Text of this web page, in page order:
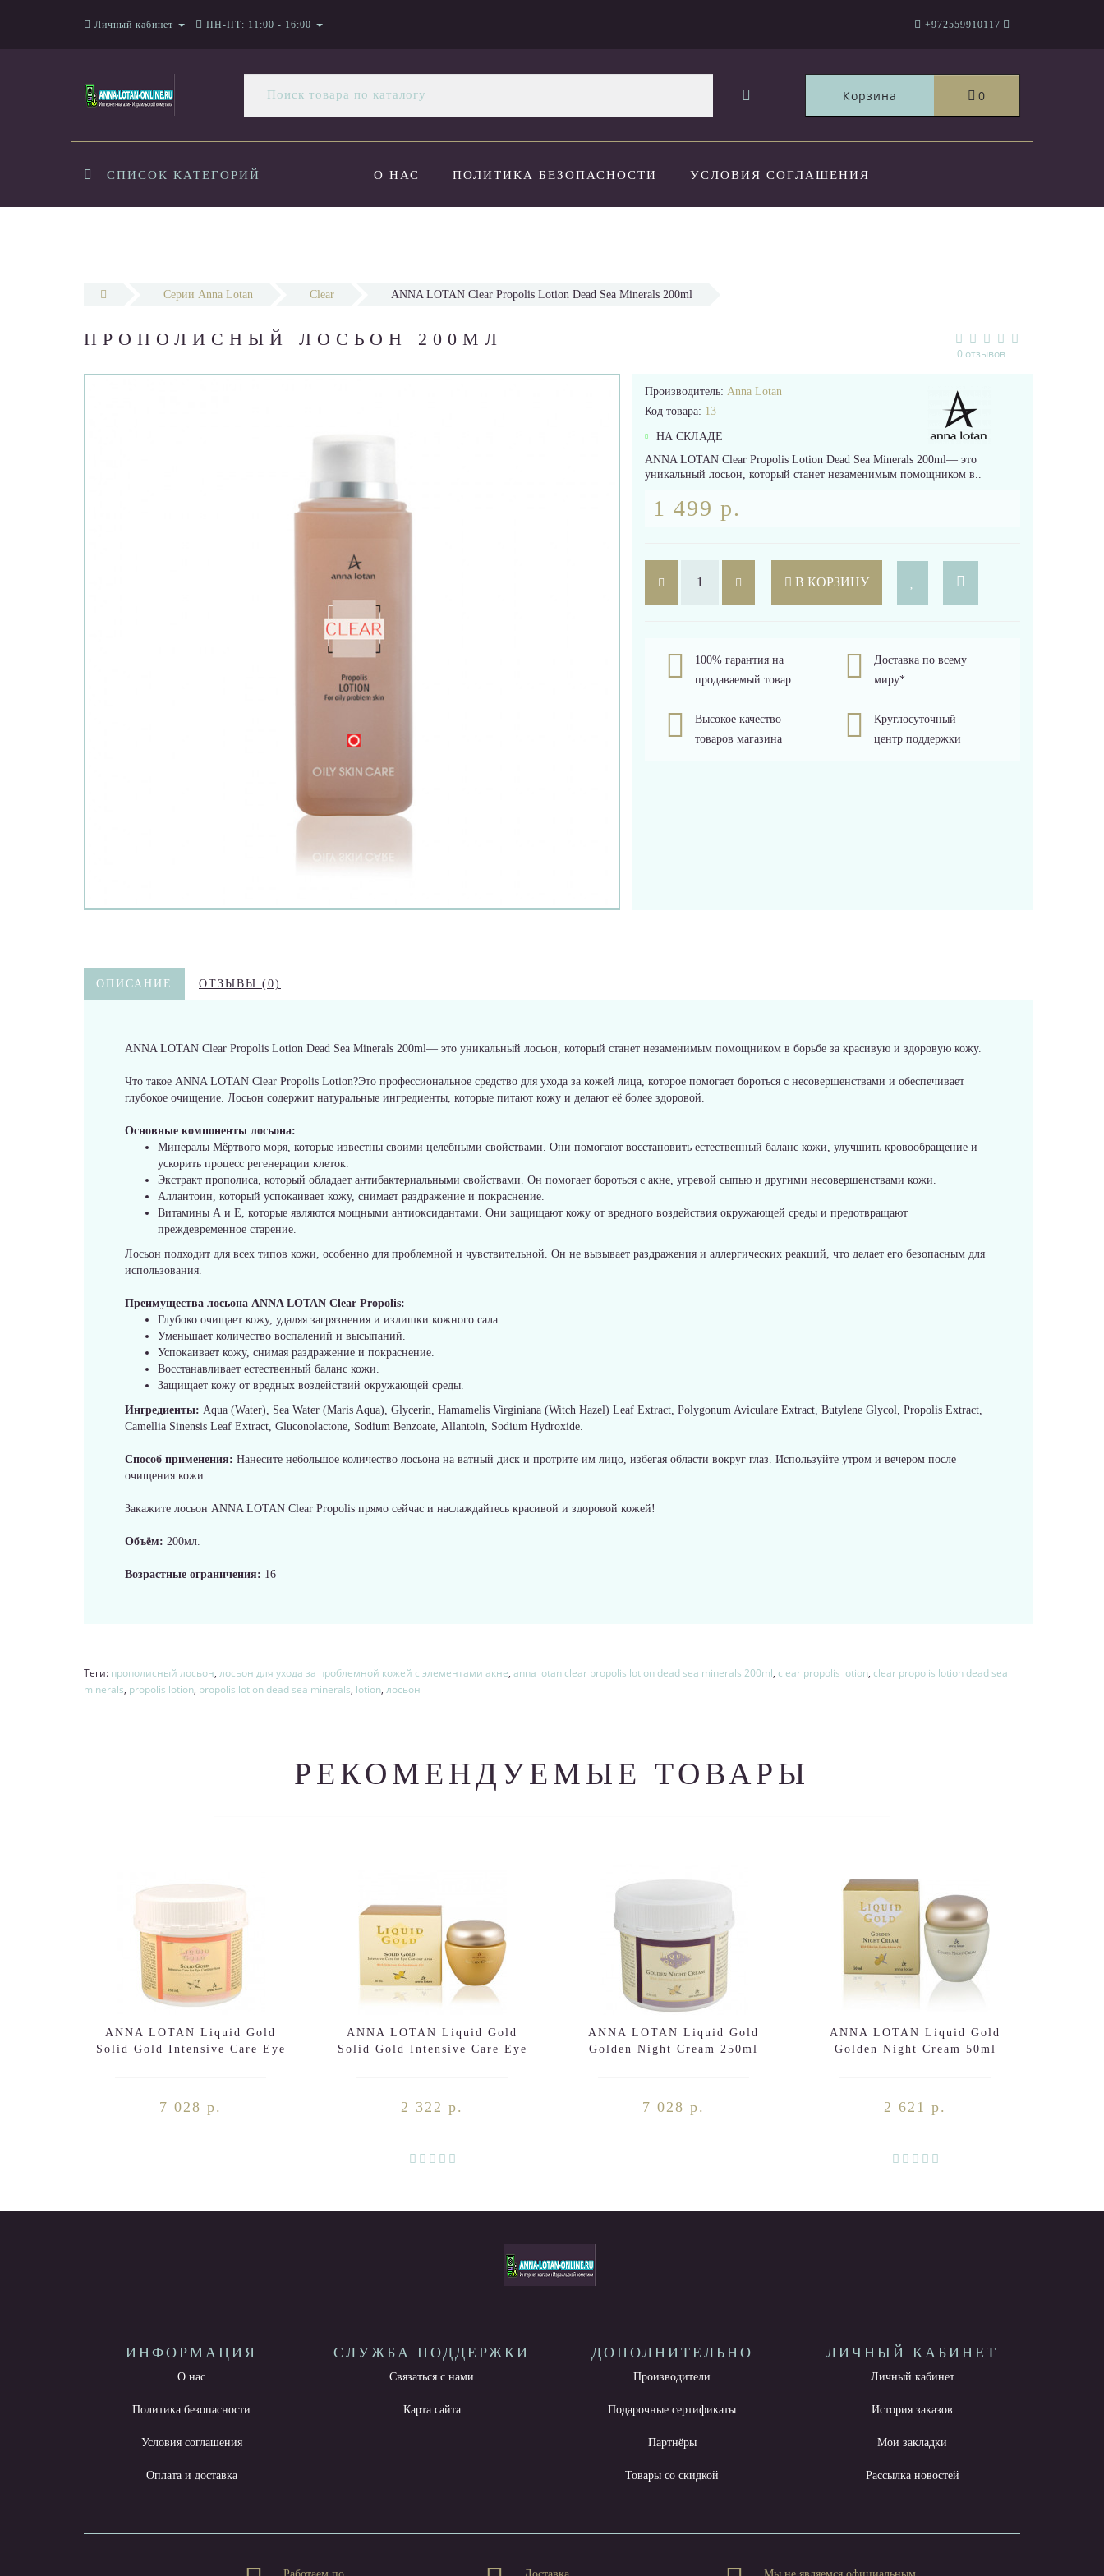
Личный кабинет ПН-ПТ: 11:00 - 16:00 +972559910117
Корзина 0
СПИСОК КАТЕГОРИЙ О НАС ПОЛИТИКА БЕЗОПАСНОСТИ УСЛОВИЯ СОГЛАШЕНИЯ
Серии Anna Lotan Clear ANNA LOTAN Clear Propolis Lotion Dead Sea Minerals 200ml
ПРОПОЛИСНЫЙ ЛОСЬОН 200МЛ
0 отзывов
Производитель: Anna Lotan
Код товара: 13
НА СКЛАДЕ
ANNA LOTAN Clear Propolis Lotion Dead Sea Minerals 200ml— это
уникальный лосьон, который станет незаменимым помощником в..
1 499 р.
В КОРЗИНУ
100% гарантия на
продаваемый товар
Доставка по всему
миру*
Высокое качество
товаров магазина
Круглосуточный
центр поддержки
ОПИСАНИЕ ОТЗЫВЫ (0)
ANNA LOTAN Clear Propolis Lotion Dead Sea Minerals 200ml— это уникальный лосьон, который станет незаменимым помощником в борьбе за красивую и здоровую кожу.
Что такое ANNA LOTAN Clear Propolis Lotion?Это профессиональное средство для ухода за кожей лица, которое помогает бороться с несовершенствами и обеспечивает
глубокое очищение. Лосьон содержит натуральные ингредиенты, которые питают кожу и делают её более здоровой.
Основные компоненты лосьона:
Минералы Мёртвого моря, которые известны своими целебными свойствами. Они помогают восстановить естественный баланс кожи, улучшить кровообращение и
ускорить процесс регенерации клеток.
Экстракт прополиса, который обладает антибактериальными свойствами. Он помогает бороться с акне, угревой сыпью и другими несовершенствами кожи.
Аллантоин, который успокаивает кожу, снимает раздражение и покраснение.
Витамины А и Е, которые являются мощными антиоксидантами. Они защищают кожу от вредного воздействия окружающей среды и предотвращают
преждевременное старение.
Лосьон подходит для всех типов кожи, особенно для проблемной и чувствительной. Он не вызывает раздражения и аллергических реакций, что делает его безопасным для
использования.
Преимущества лосьона ANNA LOTAN Clear Propolis:
Глубоко очищает кожу, удаляя загрязнения и излишки кожного сала.
Уменьшает количество воспалений и высыпаний.
Успокаивает кожу, снимая раздражение и покраснение.
Восстанавливает естественный баланс кожи.
Защищает кожу от вредных воздействий окружающей среды.
Ингредиенты: Aqua (Water), Sea Water (Maris Aqua), Glycerin, Hamamelis Virginiana (Witch Hazel) Leaf Extract, Polygonum Aviculare Extract, Butylene Glycol, Propolis Extract,
Camellia Sinensis Leaf Extract, Gluconolactone, Sodium Benzoate, Allantoin, Sodium Hydroxide.
Способ применения: Нанесите небольшое количество лосьона на ватный диск и протрите им лицо, избегая области вокруг глаз. Используйте утром и вечером после
очищения кожи.
Закажите лосьон ANNA LOTAN Clear Propolis прямо сейчас и наслаждайтесь красивой и здоровой кожей!
Объём: 200мл.
Возрастные ограничения: 16
Теги: прополисный лосьон, лосьон для ухода за проблемной кожей с элементами акне, anna lotan clear propolis lotion dead sea minerals 200ml, clear propolis lotion, clear propolis lotion dead sea
minerals, propolis lotion, propolis lotion dead sea minerals, lotion, лосьон
РЕКОМЕНДУЕМЫЕ ТОВАРЫ
ANNA LOTAN Liquid Gold
Solid Gold Intensive Care Eye
7 028 р.
ANNA LOTAN Liquid Gold
Solid Gold Intensive Care Eye
2 322 р.
ANNA LOTAN Liquid Gold
Golden Night Cream 250ml
7 028 р.
ANNA LOTAN Liquid Gold
Golden Night Cream 50ml
2 621 р.
ИНФОРМАЦИЯ
О нас
Политика безопасности
Условия соглашения
Оплата и доставка
СЛУЖБА ПОДДЕРЖКИ
Связаться с нами
Карта сайта
ДОПОЛНИТЕЛЬНО
Производители
Подарочные сертификаты
Партнёры
Товары со скидкой
ЛИЧНЫЙ КАБИНЕТ
Личный кабинет
История заказов
Мои закладки
Рассылка новостей
Работаем по Доставка Мы не являемся официальным